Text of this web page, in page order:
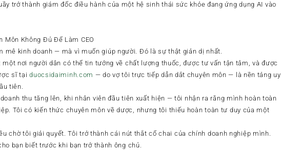
trở thành giám đốc điều hành của một hệ sinh thái sức khỏe đang ứng dụng AI vào
Môn Không Đủ Để Làm CEO
mê kinh doanh — mà vì muốn giúp người. Đó là sự thật giản dị nhất.
nơi người dân có thể tin tưởng về chất lượng thuốc, được tư vấn tận tâm, và được
sĩ tạiduocsidaiminh.com — do vợ tôi trực tiếp dẫn dắt chuyên môn — là nền tảng uy
tiên.
thu tăng lên, khi nhân viên đầu tiên xuất hiện — tôi nhận ra rằng mình hoàn toàn
Tôi có kiến thức chuyên môn về dược, nhưng tôi thiếu hoàn toàn tư duy của một
chờ tôi giải quyết. Tôi trở thành cái nút thắt cổ chai của chính doanh nghiệp mình.
bạn biết trước khi bạn trở thành ông chủ.